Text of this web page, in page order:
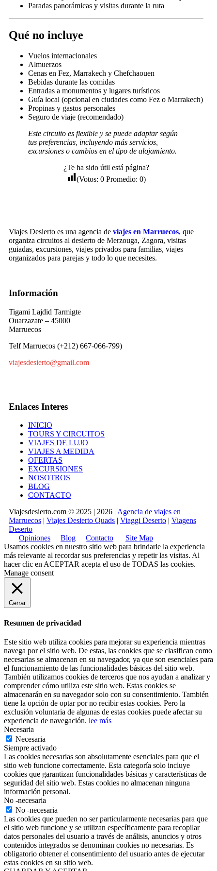
Paradas panorámicas y visitas durante la ruta
Qué no incluye
Vuelos internacionales
Almuerzos
Cenas en Fez, Marrakech y Chefchaouen
Bebidas durante las comidas
Entradas a monumentos y lugares turísticos
Guía local (opcional en ciudades como Fez o Marrakech)
Propinas y gastos personales
Seguro de viaje (recomendado)
Este circuito es flexible y se puede adaptar según
tus preferencias, incluyendo más servicios,
excursiones o cambios en el tipo de alojamiento.
¿Te ha sido útil está página?
(Votos: 0Promedio: 0)
Viajes Desierto es una agencia de viajes en Marruecos, que
organiza circuitos al desierto de Merzouga, Zagora, visitas
guiadas, excursiones, viajes privados para familias, viajes
organizados para parejas y todo lo que necesites.
Información
Tigami Lajdid Tarmigte
Ouarzazate – 45000
Marruecos
Telf Marruecos (+212) 667-066-799)
viajesdesierto@gmail.com
Enlaces Interes
INICIO
TOURS Y CIRCUITOS
VIAJES DE LUJO
VIAJES A MEDIDA
OFERTAS
EXCURSIONES
NOSOTROS
BLOG
CONTACTO
Viajesdesierto.com © 2025 | 2026 | Agencia de viajes en
Marruecos
Viajes Desierto Quads Viaggi Deserto
Viagens
Deserto
Opiniones
Blog Contacto
Site Map
Usamos cookies en nuestro sitio web para brindarle la experiencia
más relevante al recordar sus preferencias y repetir las visitas. Al
hacer clic enACEPTAR acepta el uso de TODAS las cookies.
Manage consent
Cerrar
Resumen de privacidad
Este sitio web utiliza cookies para mejorar su experiencia mientras
navega por el sitio web. De estas, las cookies que se clasifican como
necesarias se almacenan en su navegador, ya que son esenciales para
el funcionamiento de las funcionalidades básicas del sitio web.
También utilizamos cookies de terceros que nos ayudan a analizar y
comprender cómo utiliza este sitio web. Estas cookies se
almacenarán en su navegador solo con su consentimiento. También
tiene la opción de optar por no recibir estas cookies. Pero la
exclusión voluntaria de algunas de estas cookies puede afectar su
experiencia de navegación. lee más
Necesaria
Necesaria
Siempre activado
Las cookies necesarias son absolutamente esenciales para que el
sitio web funcione correctamente. Esta categoría solo incluye
cookies que garantizan funcionalidades básicas y características de
seguridad del sitio web. Estas cookies no almacenan ninguna
información personal.
No -necesaria
No -necesaria
Las cookies que pueden no ser particularmente necesarias para que
el sitio web funcione y se utilizan específicamente para recopilar
datos personales del usuario a través de análisis, anuncios y otros
contenidos integrados se denominan cookies no necesarias. Es
obligatorio obtener el consentimiento del usuario antes de ejecutar
estas cookies en su sitio web.